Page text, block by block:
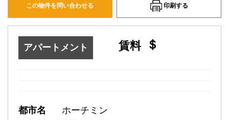
この物件を問い合わせる 印刷する
アパートメント 賃料 ＄
都市名
ホーチミン